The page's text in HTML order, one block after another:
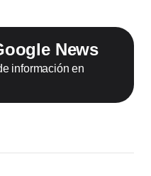
News
información en